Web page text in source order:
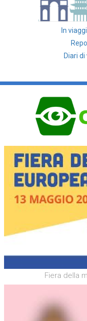
In
Diari
Fiera della